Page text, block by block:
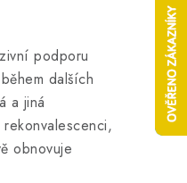
podporu
dalších
a jiná
obnovuje